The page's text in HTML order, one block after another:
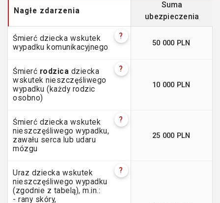
Nagłe zdarzenia
Suma
ubezpieczenia
Śmierć dziecka wskutek
wypadku komunikacyjnego
?
50 000 PLN
Śmierć rodzica dziecka
wskutek nieszczęśliwego
wypadku (każdy rodzic
osobno)
?
10 000 PLN
Śmierć dziecka wskutek
nieszczęśliwego wypadku,
zawału serca lub udaru
mózgu
?
25 000 PLN
Uraz dziecka wskutek
nieszczęśliwego wypadku
(zgodnie z tabelą), m.in.:
- rany skóry,
?